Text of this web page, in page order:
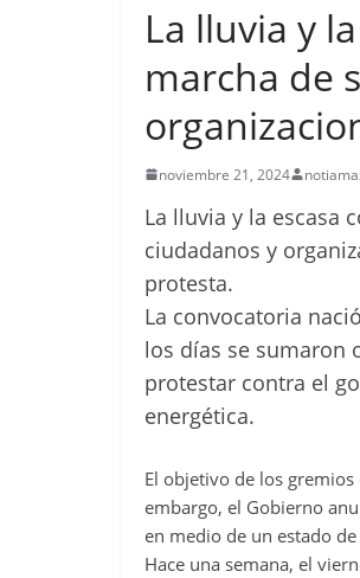
La lluvia y
marcha de
noviembre 21, 2024
La lluvia y la escasa
ciudadanos y
protesta.
La convocatoria
los días se sumaron
protestar contra el
energética.
El objetivo de los gremios
embargo, el Gobierno
en medio de un estado
Hace una semana, el